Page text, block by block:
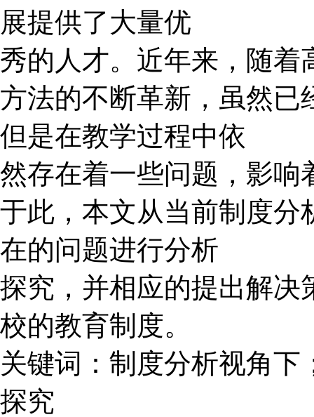
展提供了大量优
秀的人才。近年来，随着
方法的不断革新，虽然已
但是在教学过程中依
然存在着一些问题，影响
于此，本文从当前制度分
在的问题进行分析
探究，并相应的提出解决
校的教育制度。
关键词：制度分析视角
探究